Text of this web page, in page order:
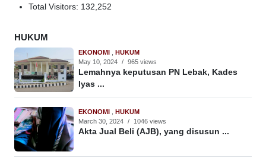
Total Visitors: 132,252
HUKUM
EKONOMI
HUKUM
May 10, 2024 / 965 views
Lemahnya keputusan PN Lebak, Kades
Iyas ...
EKONOMI
HUKUM
March 30, 2024 / 1046 views
Akta Jual Beli (AJB), yang disusun ...